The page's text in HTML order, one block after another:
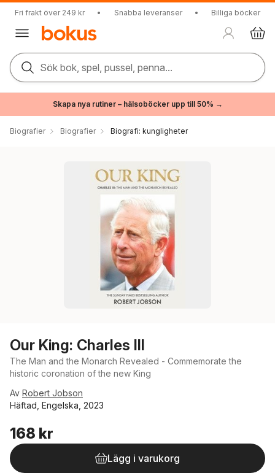
Fri frakt över 249 kr • Snabba leveranser • Billiga böcker
Sök bok, spel, pussel, penna...
Skapa nya rutiner – hälsoböcker upp till 50% →
Biografier Biografier Biografi: kungligheter
Our King: Charles III
The Man and the Monarch Revealed - Commemorate the
historic coronation of the new King
Av Robert Jobson
Häftad, Engelska, 2023
168 kr
Lägg i varukorg